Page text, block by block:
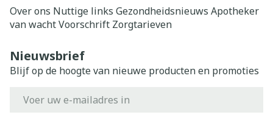
Over ons Nuttige links Gezondheidsnieuws Apotheker
van wachtVoorschrift Zorgtarieven
Nieuwsbrief
Blijf op de hoogte van nieuwe producten en promoties